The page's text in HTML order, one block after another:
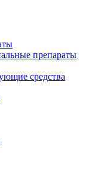
препараты
средства